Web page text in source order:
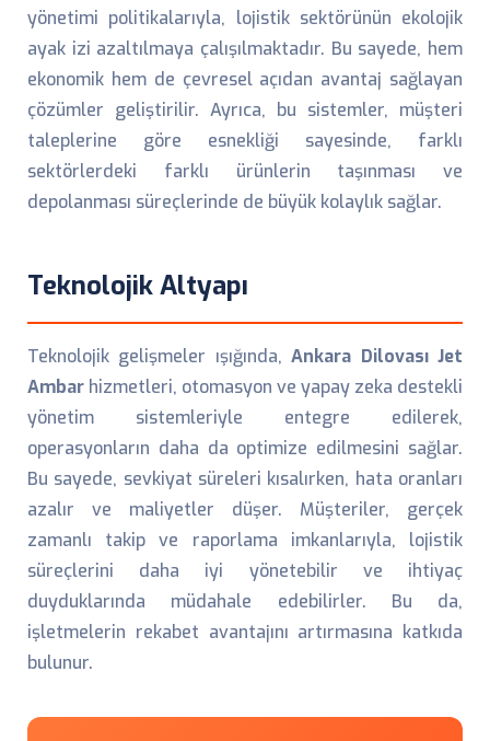
yönetimi politikalarıyla, lojistik sektörünün ekolojik
ayak izi azaltılmaya çalışılmaktadır. Bu sayede, hem
ekonomik hem de çevresel açıdan avantaj sağlayan
çözümler geliştirilir. Ayrıca, bu sistemler, müşteri
taleplerine göre esnekliği sayesinde, farklı
sektörlerdeki farklı ürünlerin taşınması ve
depolanması süreçlerinde de büyük kolaylık sağlar.
Teknolojik Altyapı
Teknolojik gelişmeler ışığında,Ankara Dilovası Jet
Ambar hizmetleri, otomasyon ve yapay zeka destekli
yönetim sistemleriyle entegre edilerek,
operasyonların daha da optimize edilmesini sağlar.
Bu sayede, sevkiyat süreleri kısalırken, hata oranları
azalır ve maliyetler düşer. Müşteriler, gerçek
zamanlı takip ve raporlama imkanlarıyla, lojistik
süreçlerini daha iyi yönetebilir ve ihtiyaç
duyduklarında müdahale edebilirler. Bu da,
işletmelerin rekabet avantajını artırmasına katkıda
bulunur.